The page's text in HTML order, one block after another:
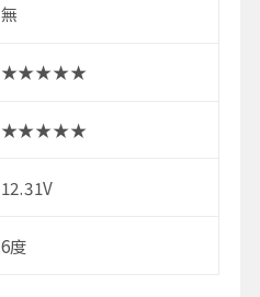
無
★★★★★
★★★★★
12.31V
6度